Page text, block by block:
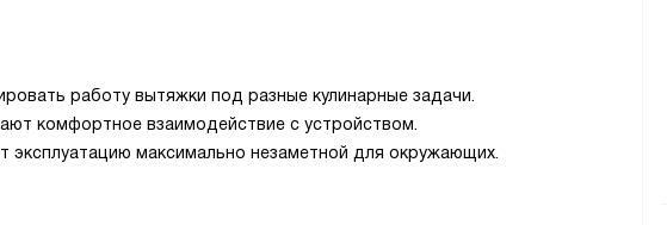
работу вытяжки под разные кулинарные задачи.
комфортное взаимодействие с устройством.
максимально незаметной для окружающих.